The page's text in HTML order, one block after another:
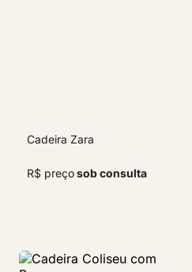
Cadeira Zara
R$ preçosob consulta